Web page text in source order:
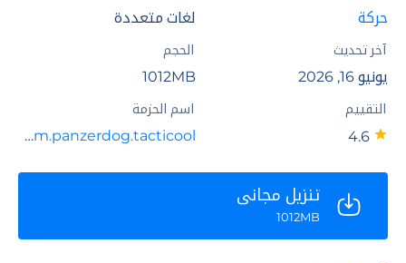
حركة لغات متعددة
آخر تحديث
يونيو 16, 2026
الحجم
1012MB
التقييم اسم الحزمة
com.panzerdog.tacticool
تنزيل مجاني
1012MB